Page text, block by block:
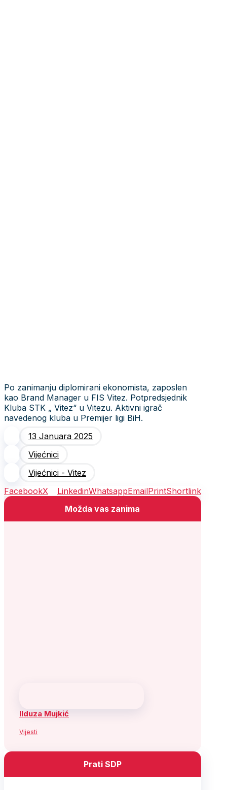
Po zanimanju diplomirani ekonomista, zaposlen
kao Brand Manager u FIS Vitez. Potpredsjednik
Kluba STK „ Vitez“ u Vitezu. Aktivni igrač
navedenog kluba u Premijer ligi BiH.
13 Januara 2025
Vijećnici
Vijećnici - Vitez
FacebookX LinkedinWhatsappEmailPrintShortlink
Možda vas zanima
Ilduza Mujkić
Vijesti
Prati SDP